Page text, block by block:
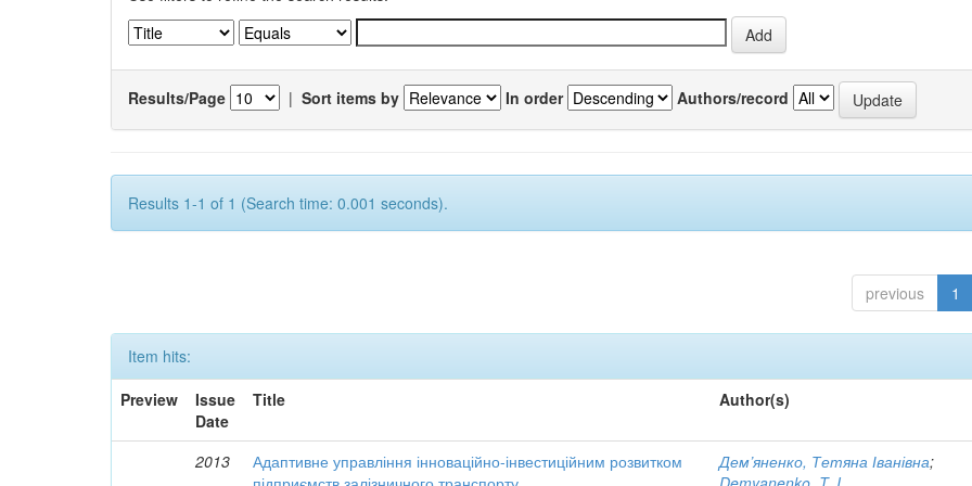
Results/Page | Sort items by In order Authors/record
Results 1-1 of 1 (Search time: 0.001 seconds).
previous 1
Item hits:
Preview
Issue
Date
Title Author(s)
2013
Адаптивне управління інноваційно-інвестиційним розвитком
Дем’яненко, Тетяна Іванівна;